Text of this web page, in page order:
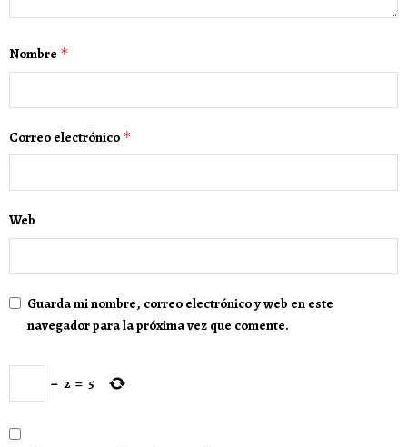
Nombre *
Correo electrónico *
Web
Guarda mi nombre, correo electrónico y web en este
navegador para la próxima vez que comente.
− 2 = 5